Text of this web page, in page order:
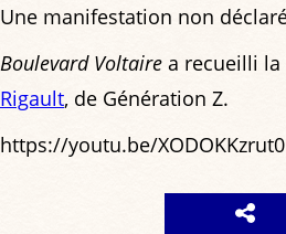
Une manifestation non
Boulevard Voltaire a recueilli
Rigault, de Génération Z.
https://youtu.be/XODOKKzrut0